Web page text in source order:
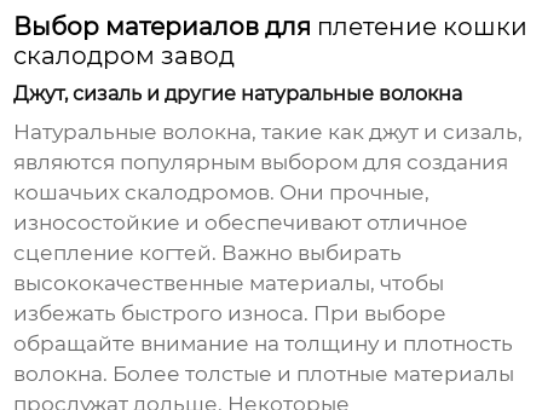
Выбор материалов для плетение кошки
скалодром завод
Джут, сизаль и другие натуральные волокна
Натуральные волокна, такие как джут и сизаль,
являются популярным выбором для создания
кошачьих скалодромов. Они прочные,
износостойкие и обеспечивают отличное
сцепление когтей. Важно выбирать
высококачественные материалы, чтобы
избежать быстрого износа. При выборе
обращайте внимание на толщину и плотность
волокна. Более толстые и плотные материалы
прослужат дольше. Некоторые